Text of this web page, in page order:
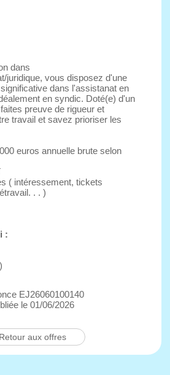
dans
juridique, vous disposez d'une
dans l'assistanat en
en syndic. Doté(e) d'un
preuve de rigueur et
travail et savez prioriser les
euros annuelle brute selon
( intéressement, tickets
. . )
:
EJ26060100140
le 01/06/2026
Retour aux offres